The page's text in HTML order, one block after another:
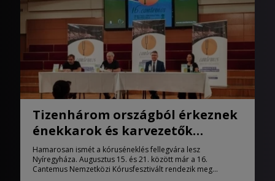
Tizenhárom országból érkeznek
énekkarok és karvezetők
Nyíregyházára
Hamarosan ismét a kóruséneklés fellegvára lesz
Nyíregyháza. Augusztus 15. és 21. között már a 16.
Cantemus Nemzetközi Kórusfesztivált rendezik meg...